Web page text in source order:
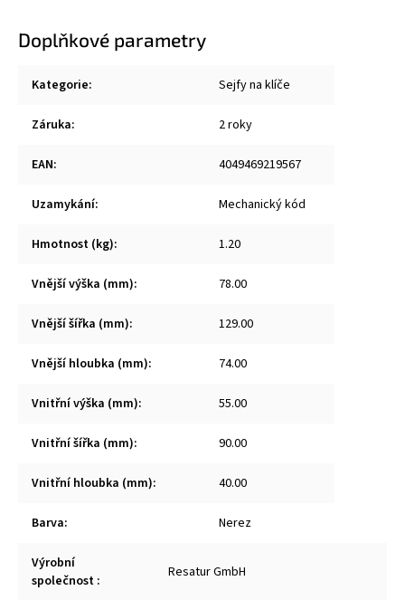
Doplňkové parametry
Kategorie: Sejfy na klíče
Záruka: 2 roky
EAN: 4049469219567
Uzamykání: Mechanický kód
Hmotnost (kg): 1.20
Vnější výška (mm): 78.00
Vnější šířka (mm): 129.00
Vnější hloubka (mm): 74.00
Vnitřní výška (mm): 55.00
Vnitřní šířka (mm): 90.00
Vnitřní hloubka (mm): 40.00
Barva: Nerez
Výrobní
společnost : Resatur GmbH